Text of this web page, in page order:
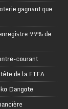
gagnant que
99% de
courant
de la FIFA
Dangote